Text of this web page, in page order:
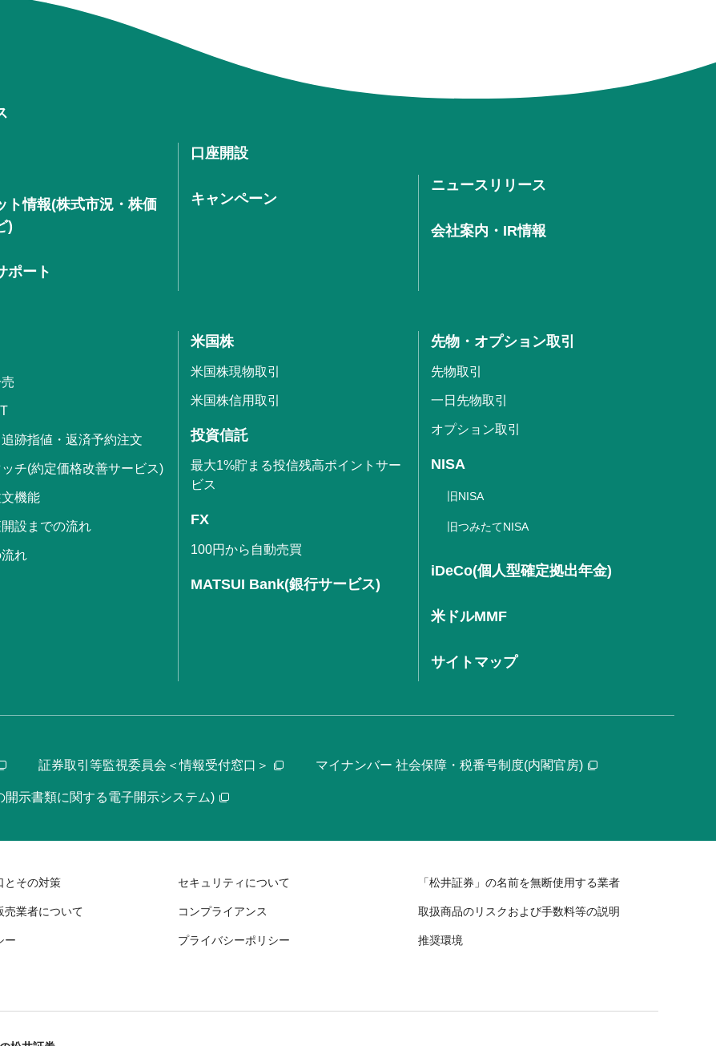
ト情報(株式市況・株価
)
ポート
口座開設
キャンペーン
ニュースリリース
会社案内・IR情報
跡指値・返済予約注文
チ(約定価格改善サービス)
機能
設までの流れ
れ
米国株
米国株現物取引
米国株信用取引
投資信託
最大1%貯まる投信残高ポイントサー
ビス
FX
100円から自動売買
MATSUI Bank(銀行サービス)
先物・オプション取引
先物取引
一日先物取引
オプション取引
NISA
旧NISA
旧つみたてNISA
iDeCo(個人型確定拠出年金)
米ドルMMF
サイトマップ
証券取引等監視委員会＜情報受付窓口＞ マイナンバー 社会保障・税番号制度(内閣官房)
示書類に関する電子開示システム)
とその対策 セキュリティについて 「松井証券」の名前を無断使用する業者
売業者について コンプライアンス 取扱商品のリスクおよび手数料等の説明
ー プライバシーポリシー 推奨環境